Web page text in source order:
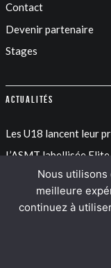
Contact
Devenir partenaire
Stages
Actualités
Les U18 lancent leur
L’ASMT labellisée
L’ASMT à l’honneur
Nous utilisons
meilleure
continuez à